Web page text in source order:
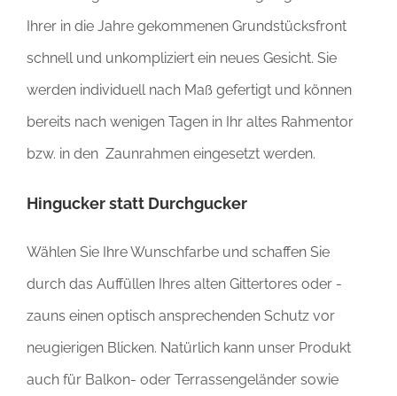
Ihrer in die Jahre gekommenen Grundstücksfront
schnell und unkompliziert ein neues Gesicht. Sie
werden individuell nach Maß gefertigt und können
bereits nach wenigen Tagen in Ihr altes Rahmentor
bzw. in den Zaunrahmen eingesetzt werden.
Hingucker statt Durchgucker
Wählen Sie Ihre Wunschfarbe und schaffen Sie
durch das Auffüllen Ihres alten Gittertores oder -
zauns einen optisch ansprechenden Schutz vor
neugierigen Blicken. Natürlich kann unser Produkt
auch für Balkon- oder Terrassengeländer sowie